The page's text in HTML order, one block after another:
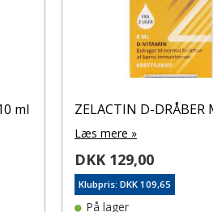
ml ZELACTIN D-DRÅBER
Læs mere »
DKK 129,00
Klubpris: DKK 109,65
På lager